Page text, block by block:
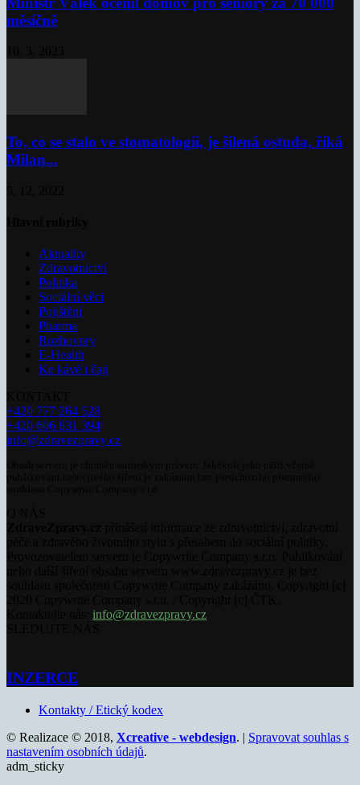
měsíčně
To, co se stalo ve stomatologii, je šílená ostuda, říká
Milan...
Aktuality
Zdravotnictví
Politika
Sociální věci
Pojištění
Pharma
Rozhovory
E-Health
Ke kávě i čaji
+420 777 264 528
+420 606 831 394
info@zdravezpravy.cz
info@zdravezpravy.cz
INZERCE
Kontakty / Etický kodex
© Realizace © 2018, Xcreative - webdesign. | Spravovat souhlas s
nastavením osobních údajů.
adm_sticky